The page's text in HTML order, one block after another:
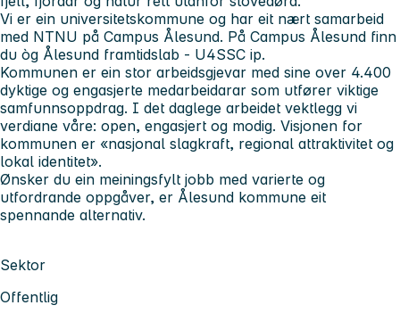
Vi er ein universitetskommune og har eit nært samarbeid
med NTNU på Campus Ålesund. På Campus Ålesund finn
du òg Ålesund framtidslab - U4SSC ip.
Kommunen er ein stor arbeidsgjevar med sine over 4.400
dyktige og engasjerte medarbeidarar som utfører viktige
samfunnsoppdrag. I det daglege arbeidet vektlegg vi
verdiane våre: open, engasjert og modig. Visjonen for
kommunen er «nasjonal slagkraft, regional attraktivitet og
lokal identitet».
Ønsker du ein meiningsfylt jobb med varierte og
utfordrande oppgåver, er Ålesund kommune eit
spennande alternativ.
Sektor
Offentlig